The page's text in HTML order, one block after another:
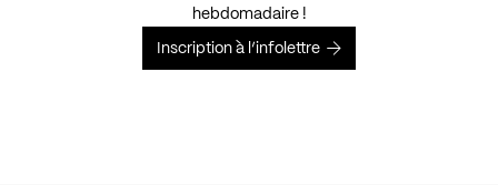
hebdomadaire !
Inscription à l’infolettre